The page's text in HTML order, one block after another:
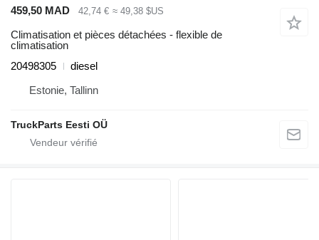
459,50 MAD 42,74 € ≈ 49,38 $US
Climatisation et pièces détachées - flexible de
climatisation
20498305
diesel
Estonie, Tallinn
TruckParts Eesti OÜ